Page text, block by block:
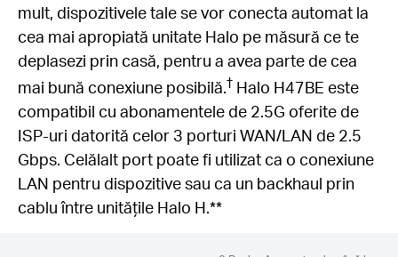
mult, dispozitivele tale se vor conecta automat la
cea mai apropiată unitate Halo pe măsură ce te
deplasezi prin casă, pentru a avea parte de cea
mai bună conexiune posibilă.† Halo H47BE este
compatibil cu abonamentele de 2.5G oferite de
ISP-uri datorită celor 3 porturi WAN/LAN de 2.5
Gbps. Celălalt port poate fi utilizat ca o conexiune
LAN pentru dispozitive sau ca un backhaul prin
cablu între unitățile Halo H.**